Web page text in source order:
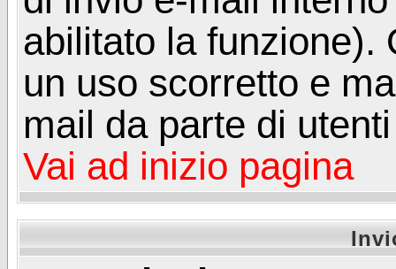
abilitato la funzione).
un uso scorretto e
mail da parte di
Vai ad inizio pagina